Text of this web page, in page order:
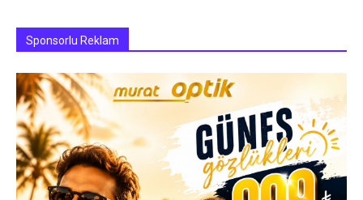
Sponsorlu Reklam